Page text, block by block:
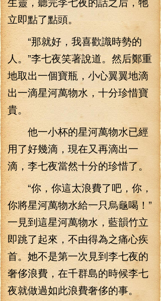
立即點了點頭。
“那就好，我喜歡識時勢的
人。”李七夜笑著說道。然后鄭重
地取出一個寶瓶，小心翼翼地滴
出一滴星河萬物水，十分珍惜寶
貴。
他一小杯的星河萬物水已經
用了好幾滴，現在又再滴出一
滴，李七夜當然十分的珍惜了。
“你，你這太浪費了吧，你，
你將星河萬物水給一只烏龜喝！”
一見到這星河萬物水，藍韻竹立
即跳了起來，不由得為之痛心疾
首。她不是第一次見到李七夜的
奢侈浪費，在千群島的時候李七
夜就做過如此浪費奢侈的事。